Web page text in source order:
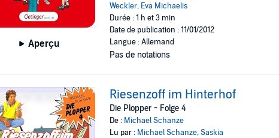
Aperçu
Weckler, Eva Michaelis
Durée : 1 h et 3 min
Date de publication : 11/01/2012
Langue : Allemand
Pas de notations
Riesenzoff im Hinterhof
Die Plopper - Folge 4
De : Michael Schanze
Lu par : Michael Schanze,Saskia